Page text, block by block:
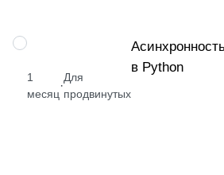
НАВЫК
1
месяц
·
Для
продвинутых
в Python